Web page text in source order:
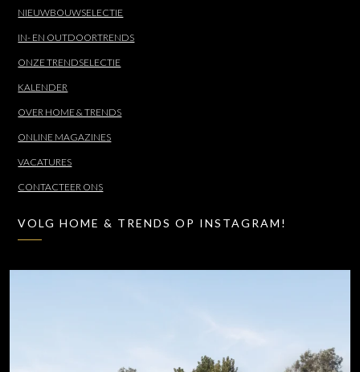
NIEUWBOUWSELECTIE
IN- EN OUTDOORTRENDS
ONZE TRENDSELECTIE
KALENDER
OVER HOME & TRENDS
ONLINE MAGAZINES
VACATURES
CONTACTEER ONS
VOLG HOME & TRENDS OP INSTAGRAM!